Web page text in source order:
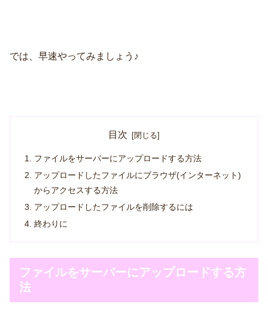
では、早速やってみましょう♪
目次
ファイルをサーバーにアップロードする方法
アップロードしたファイルにブラウザ(インターネット)
からアクセスする方法
アップロードしたファイルを削除するには
終わりに
ファイルをサーバーにアップロードする方
法